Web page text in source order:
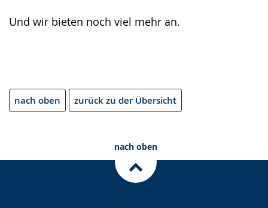
Und wir bieten noch viel mehr an.
nach oben zurück zu der Übersicht
nach oben